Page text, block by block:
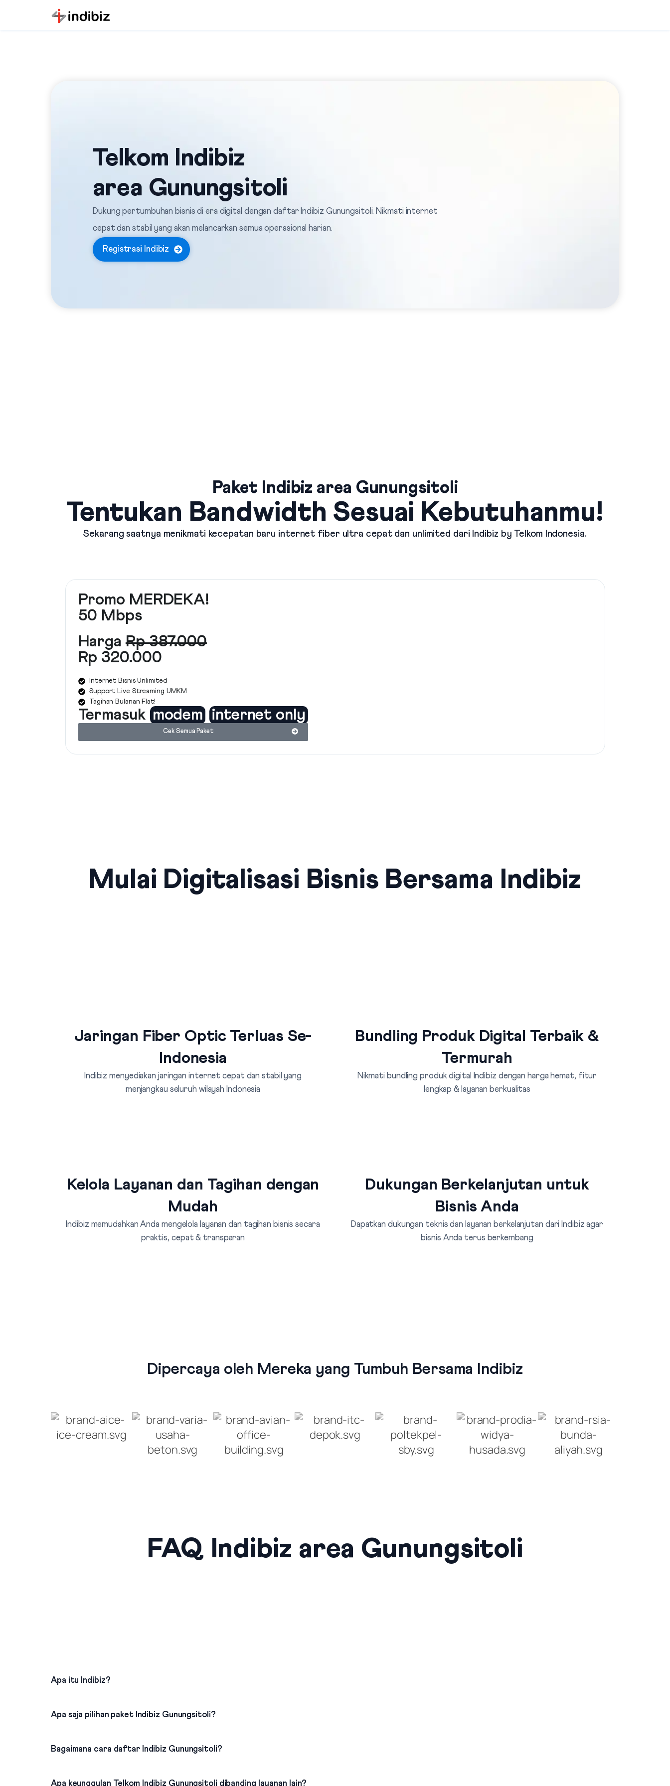
Telkom Indibiz
area Gunungsitoli
Dukung pertumbuhan bisnis di era digital dengan daftar Indibiz Gunungsitoli. Nikmati internet
cepat dan stabil yang akan melancarkan semua operasional harian.
Registrasi Indibiz
Paket Indibiz area Gunungsitoli
Tentukan Bandwidth Sesuai Kebutuhanmu!
Sekarang saatnya menikmati kecepatan baru internet fiber ultra cepat dan unlimited dari Indibiz by Telkom Indonesia.
Promo MERDEKA!
50 Mbps
Harga Rp 387.000
Rp 320.000
Internet Bisnis Unlimited
Support Live Streaming UMKM
Tagihan Bulanan Flat!
Termasuk modem internet only
Cek Semua Paket
Mulai Digitalisasi Bisnis Bersama Indibiz
Jaringan Fiber Optic Terluas Se-
Indonesia
Indibiz menyediakan jaringan internet cepat dan stabil yang
menjangkau seluruh wilayah Indonesia
Bundling Produk Digital Terbaik &
Termurah
Nikmati bundling produk digital Indibiz dengan harga hemat, fitur
lengkap & layanan berkualitas
Kelola Layanan dan Tagihan dengan
Mudah
Indibiz memudahkan Anda mengelola layanan dan tagihan bisnis secara
praktis, cepat & transparan
Dukungan Berkelanjutan untuk
Bisnis Anda
Dapatkan dukungan teknis dan layanan berkelanjutan dari Indibiz agar
bisnis Anda terus berkembang
Dipercaya oleh Mereka yang Tumbuh Bersama Indibiz
FAQ Indibiz area Gunungsitoli
Apa itu Indibiz?
Apa saja pilihan paket Indibiz Gunungsitoli?
Bagaimana cara daftar Indibiz Gunungsitoli?
Apa keunggulan Telkom Indibiz Gunungsitoli dibanding layanan lain?